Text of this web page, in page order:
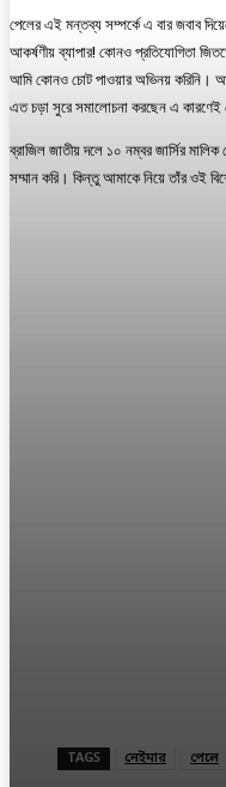
পেলের এই মন্তব্য সম্পর্কে এ বার জবাব
আকর্ষণীয় ব্যাপার! কোনও প্রতিযোগিতা
আমি কোনও চোট পাওয়ার অভিনয় করিনি।
এত চড়া সুরে সমালোচনা করছেন এ কারণেই
ব্রাজিল জাতীয় দলে ১০ নম্বর জার্সির
সম্মান করি। কিন্তু আমাকে নিয়ে তাঁর ওই
TAGS নেইমার পেলে